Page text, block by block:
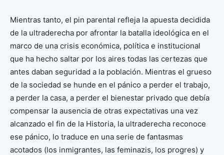
Mientras tanto, el pin parental refleja la apuesta decidida
de la ultraderecha por afrontar la batalla ideológica en el
marco de una crisis económica, política e institucional
que ha hecho saltar por los aires todas las certezas que
antes daban seguridad a la población. Mientras el grueso
de la sociedad se hunde en el pánico a perder el trabajo,
a perder la casa, a perder el bienestar privado que debía
compensar la ausencia de otras expectativas una vez
alcanzado el fin de la Historia, la ultraderecha reconoce
ese pánico, lo traduce en una serie de fantasmas
acotados (los inmigrantes, las feminazis, los progres) y